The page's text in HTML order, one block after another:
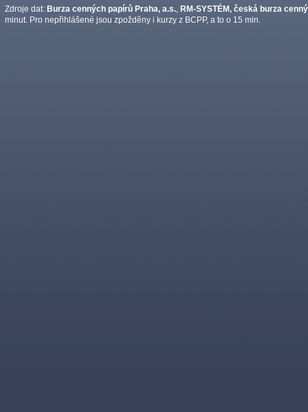
Zdroje dat: Burza cenných papírů Praha, a.s. RM-SYSTÉM, česká burza
minut. Pro nepřihlášené jsou zpožděny i kurzy z BCPP, a to o 15 min.